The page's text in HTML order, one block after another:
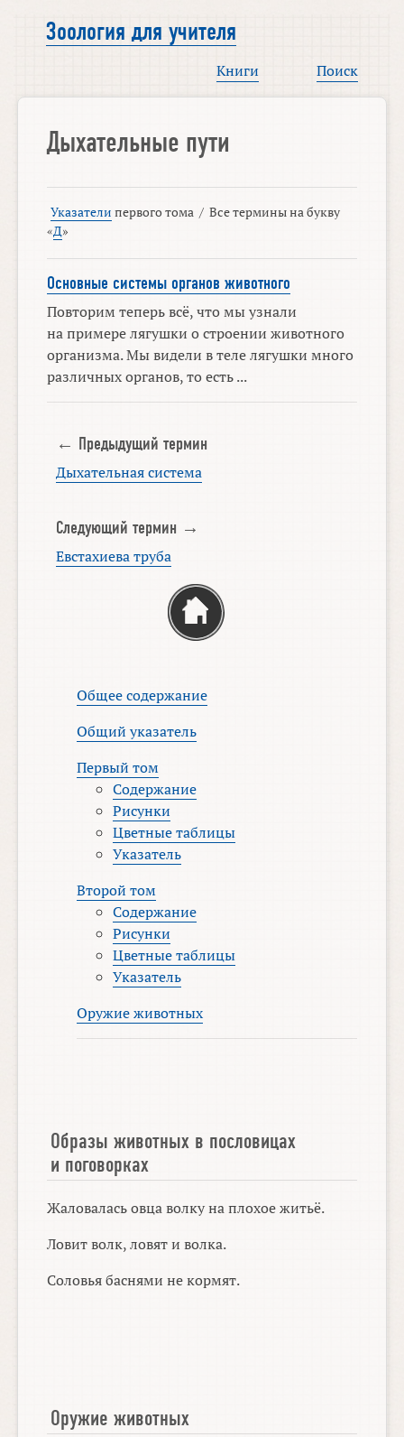
Зоология для учителя
Книги Поиск
Дыхательные пути
Указатели первого тома / Все термины на букву
«Д»
Основные системы органов животного
Повторим теперь всё, что мы узнали
на примере лягушки о строении животного
организма. Мы видели в теле лягушки много
различных органов, то есть ...
← Предыдущий термин
Дыхательная система
Следующий термин →
Евстахиева труба
Общее содержание
Общий указатель
Первый том
Содержание
Рисунки
Цветные таблицы
Указатель
Второй том
Содержание
Рисунки
Цветные таблицы
Указатель
Оружие животных
Образы животных в пословицах
и поговорках
Жаловалась овца волку на плохое житьё.
Ловит волк, ловят и волка.
Соловья баснями не кормят.
Оружие животных